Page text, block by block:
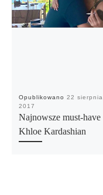
Opublikowano 22 sierpnia
2017
Najnowsze must-have
Khloe Kardashian